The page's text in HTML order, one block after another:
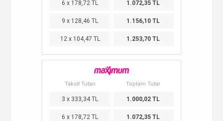
6 x 178,72 TL 1.072,35 TL
9 x 128,46 TL 1.156,10 TL
12 x 104,47 TL 1.253,70 TL
Taksit Tutarı Toplam Tutar
3 x 333,34 TL 1.000,02 TL
6 x 178,72 TL 1.072,35 TL